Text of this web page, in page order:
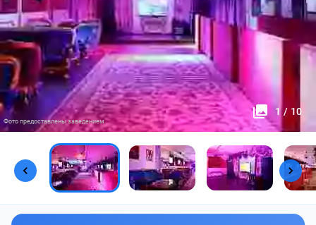
1 / 10
Фото предоставлены заведением